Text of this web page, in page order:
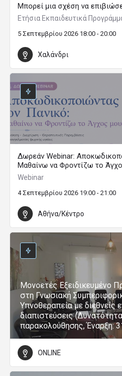
Μπορεί μια σχέση να
Ετήσια Εκπαιδευτικά
5 Σεπτεμβρίου 2026 18:00 - 20:00
Χαλάνδρι
Δωρεάν Webinar:
Μαθαίνω να Φροντίζω το
Webinar
4 Σεπτεμβρίου 2026 19:00 - 21:00
Αθήνα/Κέντρο
Μονοετές Εξειδικευμένο
στη Γνωσιακή
Υπνοθεραπεία με διεθνείς
διαπιστεύσεις
παρακολούθησης, Έναρξη:
ONLINE